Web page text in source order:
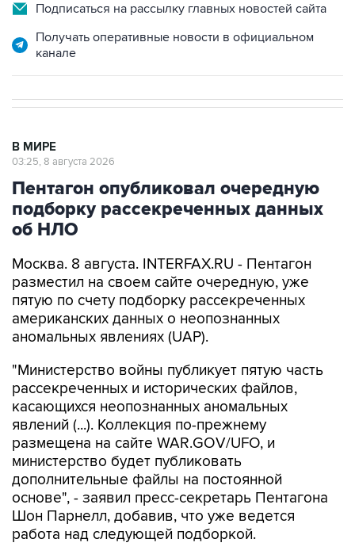
Подписаться на рассылку главных новостей сайта
Получать оперативные новости в официальном
канале
В МИРЕ
03:25, 8 августа 2026
Пентагон опубликовал очередную
подборку рассекреченных данных
об НЛО
Москва. 8 августа. INTERFAX.RU - Пентагон
разместил на своем сайте очередную, уже
пятую по счету подборку рассекреченных
американских данных о неопознанных
аномальных явлениях (UAP).
"Министерство войны публикует пятую часть
рассекреченных и исторических файлов,
касающихся неопознанных аномальных
явлений (...). Коллекция по-прежнему
размещена на сайте WAR.GOV/UFO, и
министерство будет публиковать
дополнительные файлы на постоянной
основе", - заявил пресс-секретарь Пентагона
Шон Парнелл, добавив, что уже ведется
работа над следующей подборкой.